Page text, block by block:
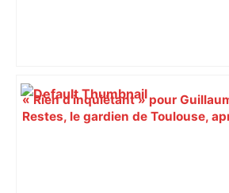
« Rien d'inquiétant » pour
Restes, le gardien de Toulouse,